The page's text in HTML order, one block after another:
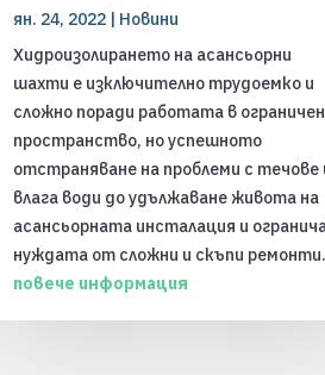
ян. 24, 2022| Новини
Хидроизолирането на асансьорни
шахти е изключително трудоемко и
сложно поради работата в
пространство, но успешното
отстраняване на проблеми с течове
влага води до удължаване живота на
асансьорната инсталация и
нуждата от сложни и скъпи
повече информация